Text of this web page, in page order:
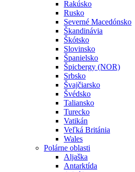
Rakúsko
Rusko
Severné Macedónsko
Škandinávia
Škótsko
Slovinsko
Španielsko
Špicbergy (NOR)
Srbsko
Švajčiarsko
Švédsko
Taliansko
Turecko
Vatikán
Veľká Británia
Wales
Polárne oblasti
Aljaška
Antarktída